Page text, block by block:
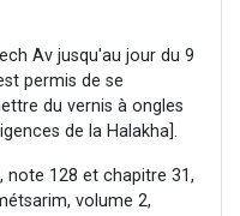
Av jusqu'au jour du 9
permis de se
du vernis à ongles
de la Halakha].
note 128 et chapitre 31,
volume 2,